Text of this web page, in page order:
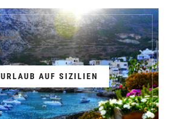
URLAUB AUF SIZILIEN